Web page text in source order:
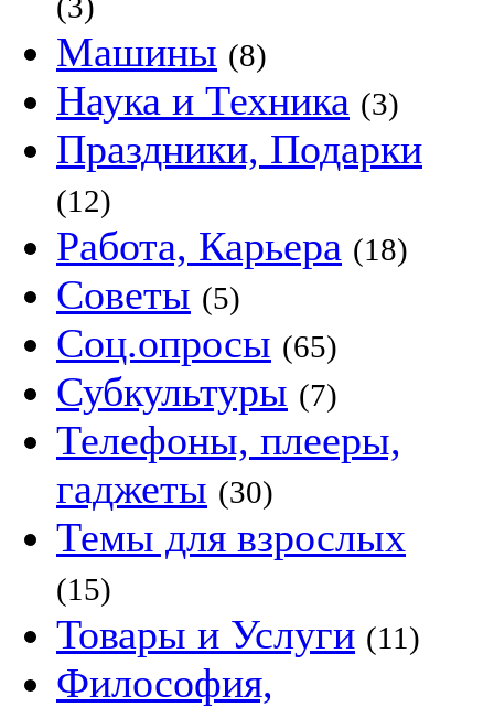
Машины (8)
Наука и Техника (3)
Праздники, Подарки
(12)
Работа, Карьера (18)
Советы (5)
Соц.опросы (65)
Субкультуры (7)
Телефоны, плееры,
гаджеты (30)
Темы для взрослых
(15)
Товары и Услуги (11)
Философия,